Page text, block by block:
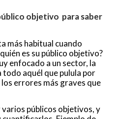
objetivo para saber
más habitual cuando
es su público objetivo?
enfocado a un sector, la
aquél que pulula por
errores más graves que
públicos objetivos, y